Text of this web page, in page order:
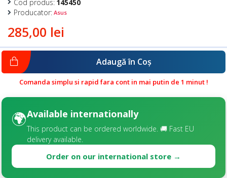
285,00 lei
Cod produs: 145450
Producator: Asus
Adaugă în Coş
Comanda simplu si rapid fara cont in mai putin de 1 minut !
🌍Available internationally
This product can be ordered worldwide. 🚚 Fast EU
delivery available.
Order on our international store →